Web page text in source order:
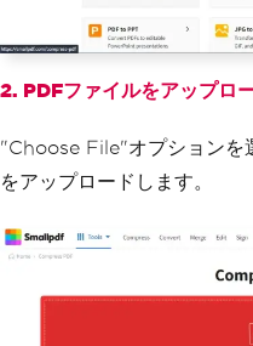
2. PDFファイルをアップロ
"Choose File"オプションを
をアップロードします。